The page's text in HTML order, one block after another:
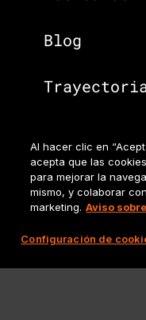
Blog
Vamos más
Consulte
que ofrecemos.
Sitio
Lionbridge
Al hacer clic en
acepta que las
para mejorar la
mismo, y colaborar
marketing. Aviso
Configuración de